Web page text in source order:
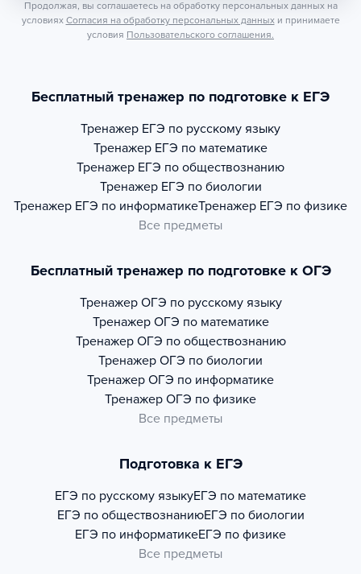
Продолжая, вы соглашаетесь на обработку персональных данных на
условиях Согласия на обработку персональных данных и принимаете
условия Пользовательского соглашения.
Бесплатный тренажер по подготовке к ЕГЭ
Тренажер ЕГЭ по русскому языку
Тренажер ЕГЭ по математике
Тренажер ЕГЭ по обществознанию
Тренажер ЕГЭ по биологии
Тренажер ЕГЭ по информатикеТренажер ЕГЭ по физике
Все предметы
Бесплатный тренажер по подготовке к ОГЭ
Тренажер ОГЭ по русскому языку
Тренажер ОГЭ по математике
Тренажер ОГЭ по обществознанию
Тренажер ОГЭ по биологии
Тренажер ОГЭ по информатике
Тренажер ОГЭ по физике
Все предметы
Подготовка к ЕГЭ
ЕГЭ по русскому языкуЕГЭ по математике
ЕГЭ по обществознаниюЕГЭ по биологии
ЕГЭ по информатикеЕГЭ по физике
Все предметы